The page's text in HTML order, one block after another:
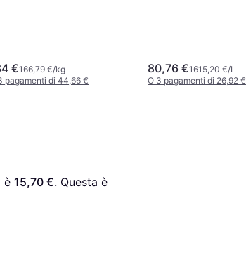
€166,79 €/kg
pagamenti di 44,66 €
80,76 €1615,20 €/L
O 3 pagamenti di 26,92 €
è 15,70 €. Questa è